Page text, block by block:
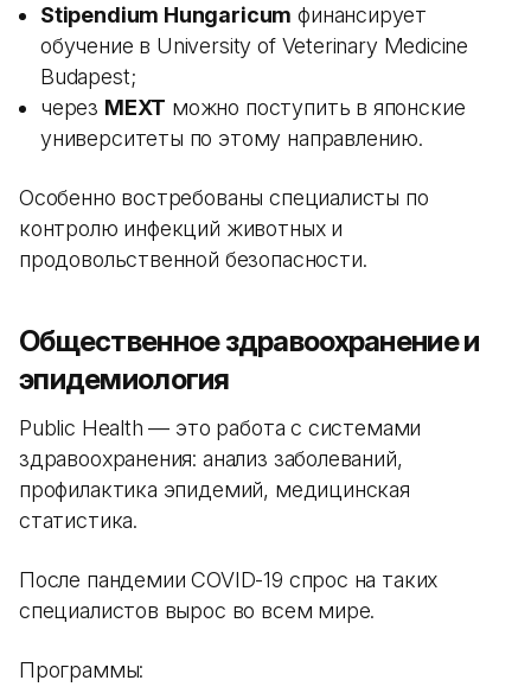
Stipendium Hungaricum финансирует
обучение в University of Veterinary Medicine
Budapest;
через MEXT можно поступить в японские
университеты по этому направлению.
Особенно востребованы специалисты по
контролю инфекций животных и
продовольственной безопасности.
Общественное здравоохранение и
эпидемиология
Public Health — это работа с системами
здравоохранения: анализ заболеваний,
профилактика эпидемий, медицинская
статистика.
После пандемии COVID-19 спрос на таких
специалистов вырос во всем мире.
Программы: